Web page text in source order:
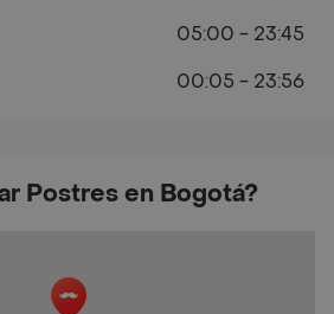
Postres en Bogotá?
05:00 - 23:45
00:05 - 23:56